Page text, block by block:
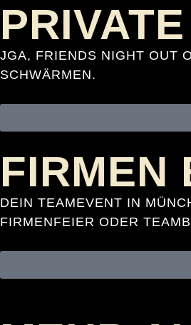
JGA, FRIENDS NIGHT OUT
SCHWÄRMEN.
FIRMEN
DEIN TEAMEVENT IN
FIRMENFEIER ODER